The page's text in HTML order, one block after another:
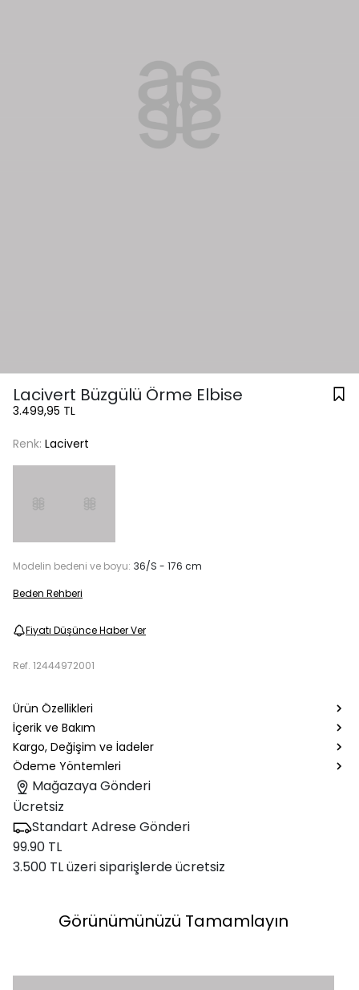
Lacivert Büzgülü Örme Elbise
3.499,95 TL
Renk: Lacivert
Modelin bedeni ve boyu: 36/S - 176 cm
Beden Rehberi
Fiyatı Düşünce Haber Ver
Ref. 12444972001
Ürün Özellikleri
İçerik ve Bakım
Kargo, Değişim ve İadeler
Ödeme Yöntemleri
Mağazaya Gönderi
Ücretsiz
Standart Adrese Gönderi
99.90 TL
3.500 TL üzeri siparişlerde ücretsiz
Görünümünüzü Tamamlayın